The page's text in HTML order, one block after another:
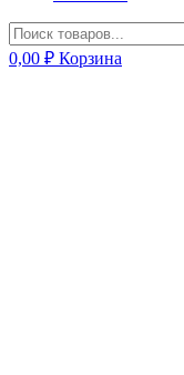
0,00 ₽ Корзина